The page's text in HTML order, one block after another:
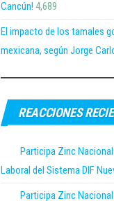
Cancún! 4,689
El impacto de los tamales
mexicana, según Jorge
REACCIONES
Participa Zinc
Laboral del Sistema DIF
Participa Zinc